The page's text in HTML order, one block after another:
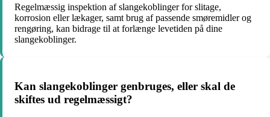
Regelmæssig inspektion af slangekoblinger for slitage,
korrosion eller lækager, samt brug af passende smøremidler og
rengøring, kan bidrage til at forlænge levetiden på dine
slangekoblinger.
Kan slangekoblinger genbruges, eller skal de
skiftes ud regelmæssigt?